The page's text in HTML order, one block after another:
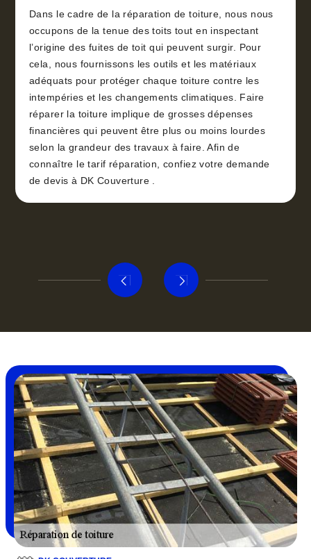
Dans le cadre de la réparation de toiture, nous nous
occupons de la tenue des toits tout en inspectant
l’origine des fuites de toit qui peuvent surgir. Pour
cela, nous fournissons les outils et les matériaux
adéquats pour protéger chaque toiture contre les
intempéries et les changements climatiques. Faire
réparer la toiture implique de grosses dépenses
financières qui peuvent être plus ou moins lourdes
selon la grandeur des travaux à faire. Afin de
connaître le tarif réparation, confiez votre demande
de devis à DK Couverture .